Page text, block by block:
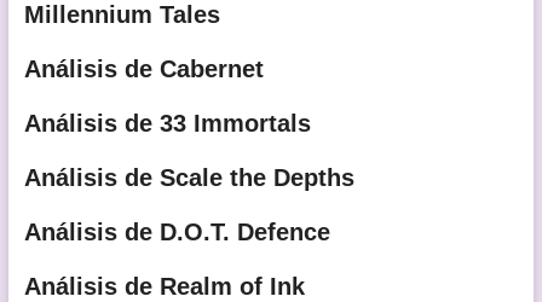
Millennium Tales
Análisis de Cabernet
Análisis de 33 Immortals
Análisis de Scale the Depths
Análisis de D.O.T. Defence
Análisis de Realm of Ink